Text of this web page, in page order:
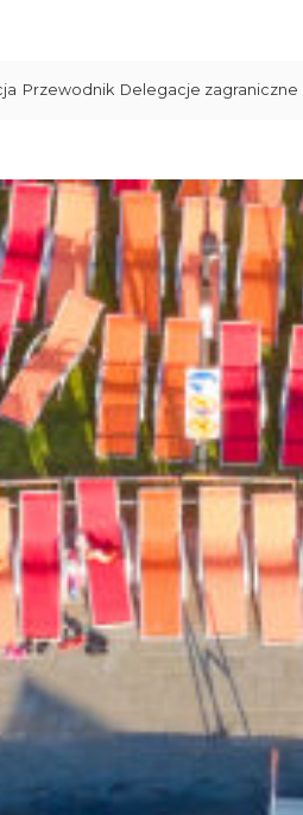
Przewodnik Delegacje zagraniczne